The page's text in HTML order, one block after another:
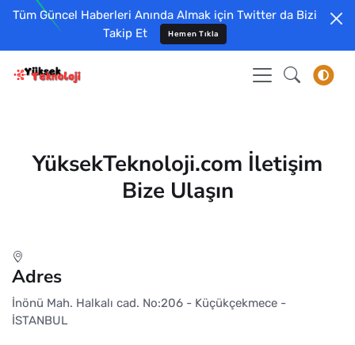
Tüm Güncel Haberleri Anında Almak için Twitter da Bizi
Takip Et
Hemen Tıkla
YüksekTeknoloji.com İletişim
Bize Ulaşın
Adres
İnönü Mah. Halkalı cad. No:206 - Küçükçekmece -
İSTANBUL